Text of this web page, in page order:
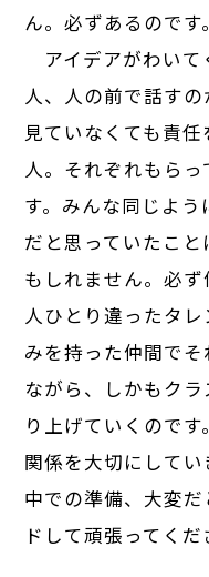
ん。必ずあるのです。
アイデアがわいて
人、人の前で話す
見ていなくても責
人。それぞれもら
す。みんな同じよ
だと思っていたこ
もしれません。必
人ひとり違ったタ
みを持った仲間で
ながら、しかもク
り上げていくので
関係を大切にして
中での準備、大変
ドして頑張ってくだ